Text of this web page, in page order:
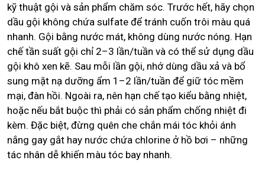
kỹ thuật gội và sản phẩm chăm sóc. Trước hết, hãy chọn
dầu gội không chứa sulfate để tránh cuốn trôi màu quá
nhanh. Gội bằng nước mát, không dùng nước nóng. Hạn
chế tần suất gội chỉ 2–3 lần/tuần và có thể sử dụng dầu
gội khô xen kẽ. Sau mỗi lần gội, nhớ dùng dầu xả và bổ
sung mặt nạ dưỡng ẩm 1–2 lần/tuần để giữ tóc mềm
mại, đàn hồi. Ngoài ra, nên hạn chế tạo kiểu bằng nhiệt,
hoặc nếu bắt buộc thì phải có sản phẩm chống nhiệt đi
kèm. Đặc biệt, đừng quên che chắn mái tóc khỏi ánh
nắng gay gắt hay nước chứa chlorine ở hồ bơi – những
tác nhân dễ khiến màu tóc bay nhanh.